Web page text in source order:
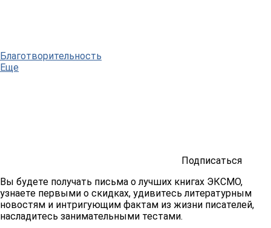
Благотворительность
Еще
Подписаться
Вы будете получать письма о лучших книгах ЭКСМО,
узнаете первыми о скидках, удивитесь литературным
новостям и интригующим фактам из жизни писателей,
насладитесь занимательными тестами.